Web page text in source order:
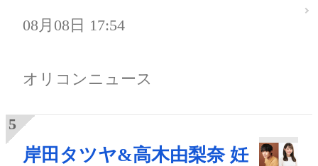
08月08日 17:54
オリコンニュース
岸田タツヤ&高木由梨奈 妊